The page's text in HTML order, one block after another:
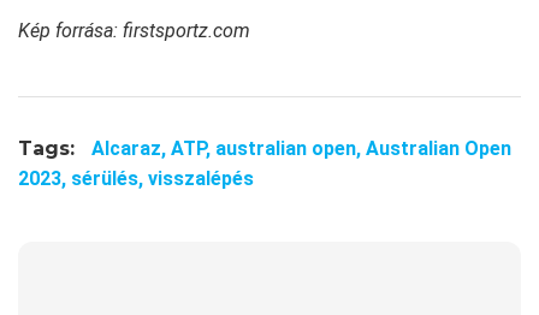
Kép forrása: firstsportz.com
Tags: Alcaraz, ATP, australian open, Australian Open
2023, sérülés, visszalépés